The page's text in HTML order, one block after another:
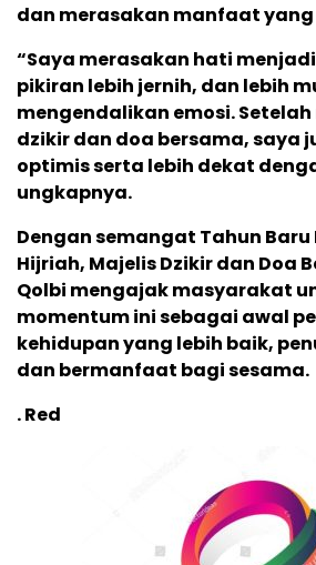
dan merasakan manfaat
“Saya merasakan hati
pikiran lebih jernih, dan lebih
mengendalikan emosi.
dzikir dan doa bersama, saya
optimis serta lebih dekat
ungkapnya.
Dengan semangat Tahun Baru
Hijriah, Majelis Dzikir dan Doa
Qolbi mengajak masyarakat
momentum ini sebagai awal
kehidupan yang lebih baik,
dan bermanfaat bagi sesama.
. Red